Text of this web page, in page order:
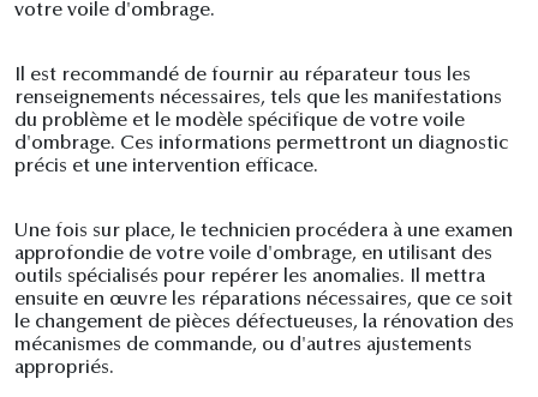
votre voile d'ombrage.
Il est recommandé de fournir au réparateur tous les
renseignements nécessaires, tels que les manifestations
du problème et le modèle spécifique de votre voile
d'ombrage. Ces informations permettront un diagnostic
précis et une intervention efficace.
Une fois sur place, le technicien procédera à une examen
approfondie de votre voile d'ombrage, en utilisant des
outils spécialisés pour repérer les anomalies. Il mettra
ensuite en œuvre les réparations nécessaires, que ce soit
le changement de pièces défectueuses, la rénovation des
mécanismes de commande, ou d'autres ajustements
appropriés.